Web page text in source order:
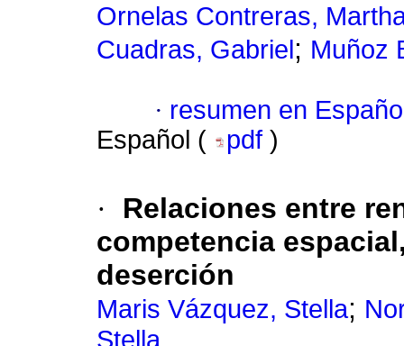
Ornelas Contreras,
Cuadras, Gabriel ; Muñoz
· resumen en
Español (
pdf )
·
Relaciones entre
competencia
deserción
Maris Vázquez, Stella;
Stella